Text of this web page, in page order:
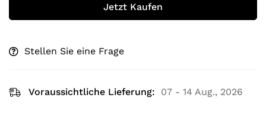
Jetzt Kaufen
Stellen Sie eine Frage
Voraussichtliche Lieferung: 07 - 14 Aug., 2026